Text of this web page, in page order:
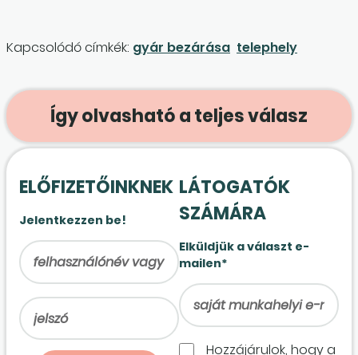
Kapcsolódó címkék: gyár bezárása telephely
Így olvasható a teljes válasz
ELŐFIZETŐINKNEK
Jelentkezzen be!
LÁTOGATÓK
SZÁMÁRA
Elküldjük a választ e-
mailen*
Hozzájárulok, hogy a